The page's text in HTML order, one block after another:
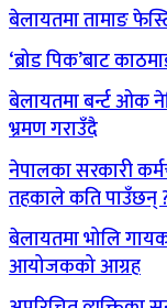
बेलायतमा तामाङ
‘ब्रोड पिक’बाट
बेलायतमा बर्न्ट ओक
भ्रमण गराउँदै
नेपालका सरकारी
तहकाले कति पाउँछन्
बेलायतमा भोलि
आयोजकको आग्रह